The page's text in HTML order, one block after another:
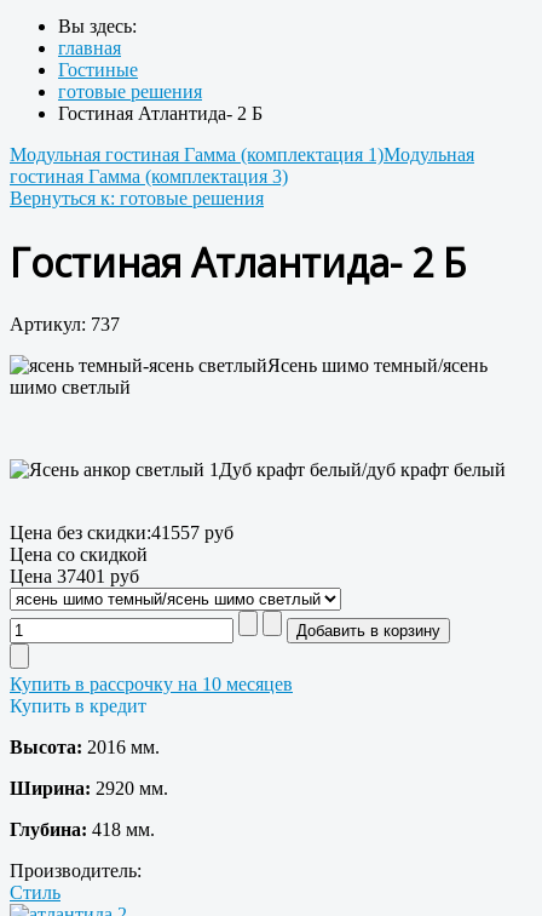
Вы здесь:
главная
Гостиные
готовые решения
Гостиная Атлантида- 2 Б
Модульная гостиная Гамма (комплектация 1)Модульная
гостиная Гамма (комплектация 3)
Вернуться к: готовые решения
Гостиная Атлантида- 2 Б
Артикул: 737
Ясень шимо темный/ясень
шимо светлый
Дуб крафт белый/дуб крафт белый
Цена без скидки:41557 руб
Цена со скидкой
Цена 37401 руб
Купить в рассрочку на 10 месяцев
Купить в кредит
Высота: 2016 мм.
Ширина: 2920 мм.
Глубина: 418 мм.
Производитель:
Стиль